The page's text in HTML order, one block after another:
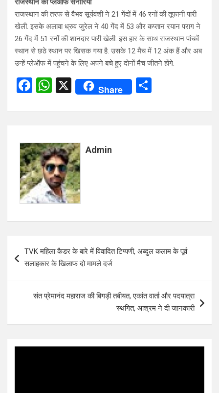
राजस्थान का प्लेऑफ सेनारियो
राजस्थान की तरफ से वैभव सूर्यवंशी ने 21 गेंदों में 46 रनों की तूफानी पारी
खेली. इसके अलावा ध्रुव जुरेल ने 40 गेंद में 53 और कप्तान रयान पराग ने
26 गेंद में 51 रनों की शानदार पारी खेली. इस हार के साथ राजस्थान पांचवें
स्थान से छठे स्थान पर खिसक गया है. उसके 12 मैच में 12 अंक हैं और अब
उन्हें प्लेऑफ में पहुंचने के लिए अपने बचे हुए दोनों मैच जीतने होंगे.
F
ce
o
o
k
W
at
A
p
p
X Share
ar
Admin
navigation
TVK महिला कैडर के बारे में विवादित टिप्पणी, अब्दुल कलाम के पूर्व
सलाहकार के खिलाफ दो मामले दर्ज
संत प्रेमानंद महाराज की बिगड़ी तबीयत, एकांत वार्ता और पदयात्रा
स्थगित, आश्रम ने दी जानकारी